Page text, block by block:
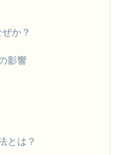
か？
影響
とは？